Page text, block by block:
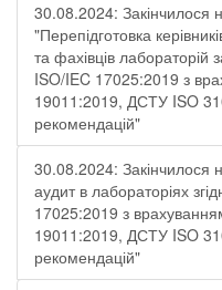
30.08.2024: Закінчилося
"Перепідготовка
та фахівців
ISO/IEC 17025:2019 з
19011:2019, ДСТУ ISO
рекомендацій"
30.08.2024: Закінчилося
аудит в лабораторіях
17025:2019 з
19011:2019, ДСТУ ISO
рекомендацій"